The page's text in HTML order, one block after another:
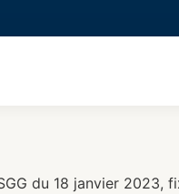
du 18 janvier 2023,